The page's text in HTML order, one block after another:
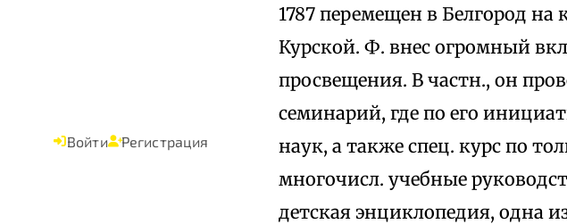
Войти Регистрация
1787 перемещен в Белгород
Курской. Ф. внес огромный
просвещения. В частн., он
семинарий, где по его
наук, а также спец. курс по
многочисл. учебные
детская энциклопедия, одна